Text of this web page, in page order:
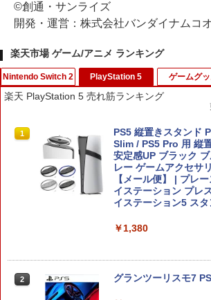
©創通・サンライズ
開発・運営：株式会社バンダイナムコ
楽天市場 ゲーム/アニメ ランキング
Nintendo Switch 2
1
PlayVital 新型
プキャップ 4個セット
リコン素材 快適フィ
滑り止めスティック
￥990
貼り付け キット カバ
PlayStation 5
楽天 PlayStation 5 売れ筋ランキング
1
PS5 縦置きスタンド
Slim / PS5 Pro 用 縦
安定感UP ブラック
レー ゲームアクセサ
【メール便】 | プレ
イステーション プレ
イステーション5 ス
￥1,380
2 グランツーリスモ7
ゲームグ